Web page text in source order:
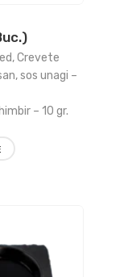
to
wishlist
Crevete
sos unagi –
– 10 gr.